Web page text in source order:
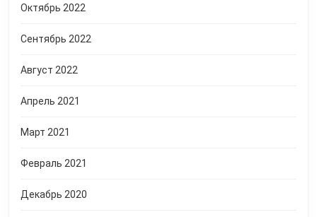
Октябрь 2022
Сентябрь 2022
Август 2022
Апрель 2021
Март 2021
Февраль 2021
Декабрь 2020